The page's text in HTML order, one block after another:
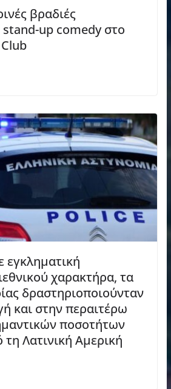
βραδιές
up comedy στο
εγκληματική
χαρακτήρα, τα
δραστηριοποιούνταν
και στην περαιτέρω
ποσοτήτων
Λατινική Αμερική